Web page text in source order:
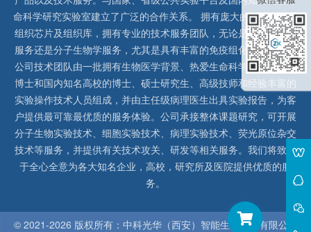
命科学研究实验室建立了广泛的合作关系。 拥有庞大的石蜡、冰冻
组织芯片及组织库，拥有专业的技术服务团队，无论是形态病理学
服务还是分子生物学服务，尤其是具有丰富的免疫组化实验经验，
公司技术团队由一批拥有生物医学背景、热爱生命科学研究的留美
博士和国内知名高校的博士、硕士研究生、高级技师和经验丰富的
实验操作技术人员组成，并由主任级病理医生出具实验报告，为客
户提供最可靠最优质的服务体验。公司承接整体课题研究，可开展
分子生物实验技术、细胞实验技术、病理实验技术、荧光原位杂交
技术等服务，并提供有关技术攻关、研发等相关服务。我们将致力
于全心全意为各大知名企业，高校，研究所及医院提供优质的服
务。
© 2021-2026 版权所有：中科光华（西安）智能生物科技有限公司